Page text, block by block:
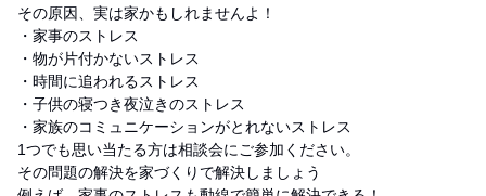
その原因、実は家かもしれませんよ！
・家事のストレス
・物が片付かないストレス
・時間に追われるストレス
・子供の寝つき夜泣きのストレス
・家族のコミュニケーションがとれないストレス
1つでも思い当たる方は相談会にご参加ください。
その問題の解決を家づくりで解決しましょう